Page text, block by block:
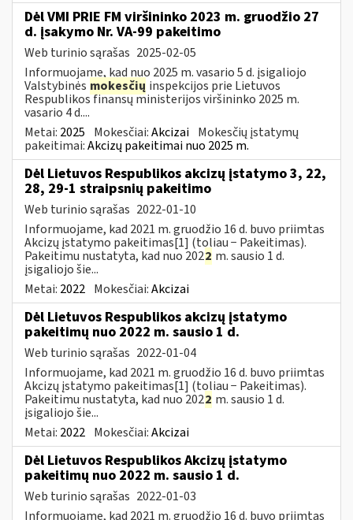
Dėl VMI PRIE FM viršininko 2023 m. gruodžio 27
d. įsakymo Nr. VA-99 pakeitimo
Web turinio sąrašas 2025-02-05
Informuojame, kad nuo 2025 m. vasario 5 d. įsigaliojo
Valstybinės mokesčių inspekcijos prie Lietuvos
Respublikos finansų ministerijos viršininko 2025 m.
vasario 4 d....
Metai: 2025 Mokesčiai:Akcizai Mokesčių įstatymų
pakeitimai:Akcizų pakeitimai nuo 2025 m.
Dėl Lietuvos Respublikos akcizų įstatymo 3, 22,
28, 29-1 straipsnių pakeitimo
Web turinio sąrašas 2022-01-10
Informuojame, kad 2021 m. gruodžio 16 d. buvo priimtas
Akcizų įstatymo pakeitimas[1] (toliau − Pakeitimas).
Pakeitimu nustatyta, kad nuo 2022 m. sausio 1 d.
įsigaliojo šie...
Metai: 2022 Mokesčiai:Akcizai
Dėl Lietuvos Respublikos akcizų įstatymo
pakeitimų nuo 2022 m. sausio 1 d.
Web turinio sąrašas 2022-01-04
Informuojame, kad 2021 m. gruodžio 16 d. buvo priimtas
Akcizų įstatymo pakeitimas[1] (toliau − Pakeitimas).
Pakeitimu nustatyta, kad nuo 2022 m. sausio 1 d.
įsigaliojo šie...
Metai: 2022 Mokesčiai:Akcizai
Dėl Lietuvos Respublikos Akcizų įstatymo
pakeitimų nuo 2022 m. sausio 1 d.
Web turinio sąrašas 2022-01-03
Informuojame, kad 2021 m. gruodžio 16 d. buvo priimtas